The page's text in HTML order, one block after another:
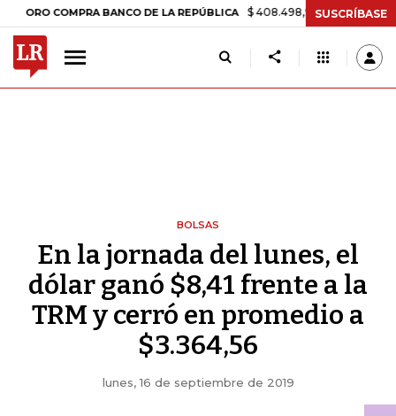
COMPRA BANCO DE LA REPÚBLICA $ 408.498,97 +$ 8.753,81 +2,19%
SUSCRÍBASE
BOLSAS
En la jornada del lunes, el
dólar ganó $8,41 frente a la
TRM y cerró en promedio a
$3.364,56
lunes, 16 de septiembre de 2019